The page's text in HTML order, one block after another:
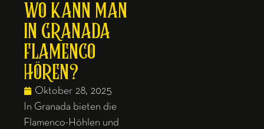
WO KANN MAN
IN GRANADA
FLAMENCO
HÖREN?
Oktober 28, 2025
In Granada bieten die
Flamenco-Höhlen und